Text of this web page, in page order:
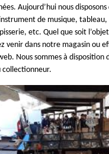
Aujourd’hui nous
de musique, tableau,
etc. Quel que soit
venir dans notre magasin ou
Nous sommes à disposition
collectionneur.